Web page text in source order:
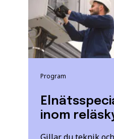
Program
inom